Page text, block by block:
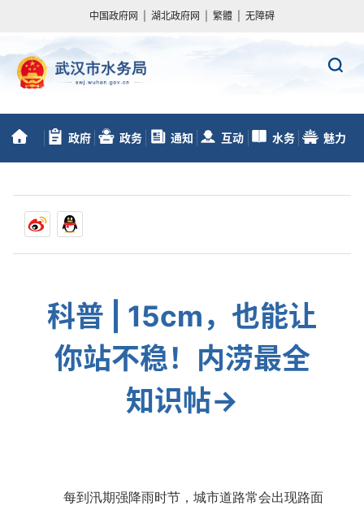
中国政府网 湖北政府网 繁體 无障碍
政府 政务 通知 互动 水务 魅力
科普 | 15cm，也能让
你站不稳！内涝最全
知识帖→
每到汛期强降雨时节，城市道路常会出现路面